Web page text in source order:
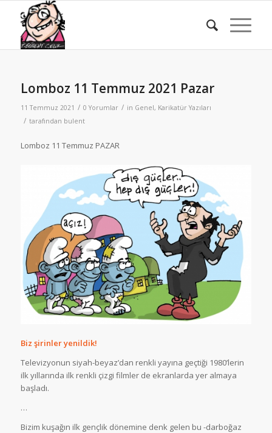
Lomboz 11 Temmuz 2021 Pazar
11 Temmuz 2021 / 0 Yorumlar / in Genel, Karikatür Yazıları
/ tarafından bulent
Lomboz 11 Temmuz PAZAR
Biz şirinler yenildik!
Televizyonun siyah-beyaz’dan renkli yayına geçtiği 1980’lerin
ilk yıllarında ilk renkli çizgi filmler de ekranlarda yer almaya
başladı.
…
Bizim kuşağın ilk gençlik dönemine denk gelen bu -darboğaz